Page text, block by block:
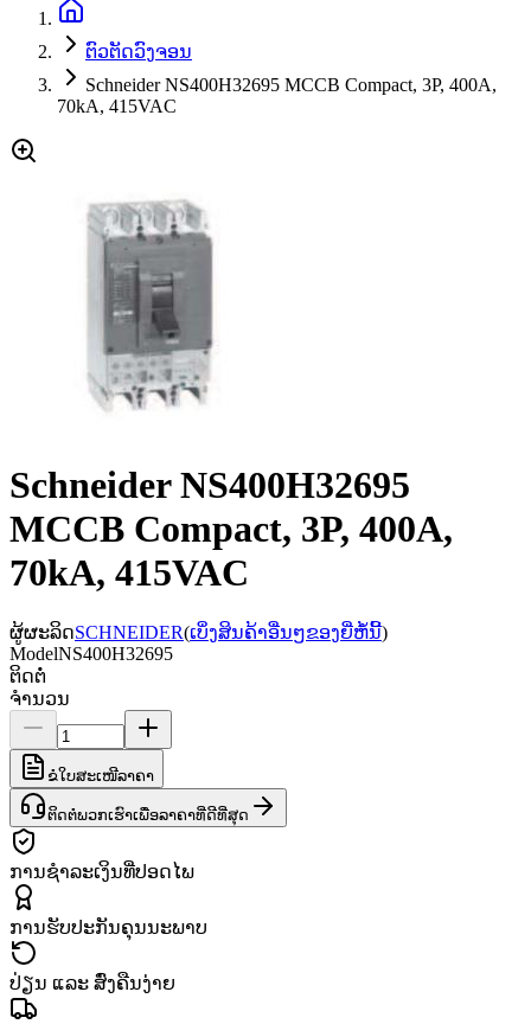
ຕົວຕັດວົງຈອນ
Schneider NS400H32695 MCCB Compact, 3P, 400A,
70kA, 415VAC
Schneider NS400H32695
MCCB Compact, 3P, 400A,
70kA, 415VAC
ຜູ້ຜະລິດSCHNEIDER(ເບິ່ງສິນຄ້າອື່ນໆຂອງຍີ່ຫໍ້ນີ້)
ModelNS400H32695
ຕິດຕໍ່
ຈຳນວນ
ຂໍໃບສະເໜີລາຄາ
ຕິດຕໍ່ພວກເຮົາເພື່ອລາຄາທີ່ດີທີ່ສຸດ
ການຊຳລະເງິນທີ່ປອດໄພ
ການຮັບປະກັນຄຸນນະພາບ
ປ່ຽນ ແລະ ສົ່ງຄືນງ່າຍ